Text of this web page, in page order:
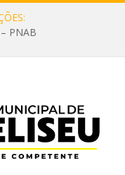
PNAB